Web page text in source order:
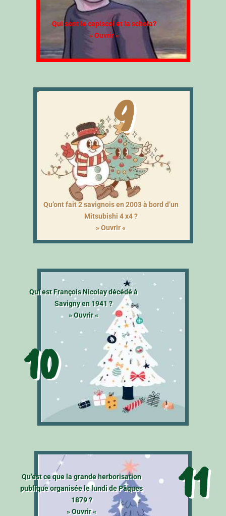
Qui sont le capiscol et la schola?
» Ouvrir «
9
Qu’ont fait 2 savignois en 2003 à bord d’un
Mitsubishi 4 x4 ?
» Ouvrir «
10
Qui est François Nicolay décédé à
Savigny en 1941 ?
» Ouvrir «
11
Qu’est ce que la grande herborisation
publique organisée le lundi de Pâques
1879 ?
» Ouvrir «